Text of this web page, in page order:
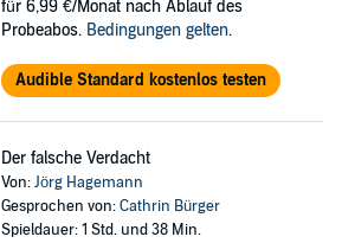
für 6,99 €/Monat nach Ablauf des
Probeabos. Bedingungen gelten.
Audible Standard kostenlos testen
Der falsche Verdacht
Von:Jörg Hagemann
Gesprochen von:Cathrin Bürger
Spieldauer: 1 Std. und 38 Min.